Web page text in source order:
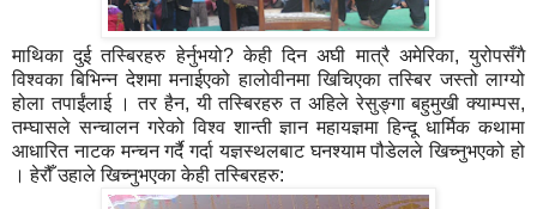
माथिका दुई तस्बिरहरु हेर्नुभयो? केही दिन अघी मात्रै अमेरिका, युरोपसँगै
विश्वका बिभिन्न देशमा मनाईएको हालोवीनमा खिचिएका तस्बिर जस्तो लाग्यो
होला तपाईंलाई । तर हैन, यी तस्बिरहरु त अहिले रेसुङ्गा बहुमुखी क्याम्पस,
तम्घासले सन्चालन गरेको विश्व शान्ती ज्ञान महायज्ञमा हिन्दू धार्मिक कथामा
आधारित नाटक मन्चन गर्दै गर्दा यज्ञस्थलबाट घनश्याम पौडेलले खिच्नुभएको हो
। हेरौँ उहाले खिच्नुभएका केही तस्बिरहरु: